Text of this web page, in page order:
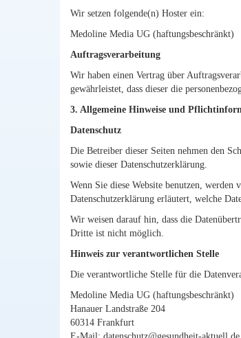
Wir setzen folgende(n) Hoster ein:
Medoline Media UG (haftungsbeschränkt)
Auftragsverarbeitung
Wir haben einen Vertrag über
gewährleistet, dass dieser die
3. Allgemeine Hinweise und
Datenschutz
Die Betreiber dieser Seiten nehmen den
sowie dieser Datenschutzerklärung.
Wenn Sie diese Website benutzen, werden
Datenschutzerklärung erläutert, welche
Wir weisen darauf hin, dass die
Dritte ist nicht möglich.
Hinweis zur verantwortlichen Stelle
Die verantwortliche Stelle für die
Medoline Media UG (haftungsbeschränkt)
Hanauer Landstraße 204
60314 Frankfurt